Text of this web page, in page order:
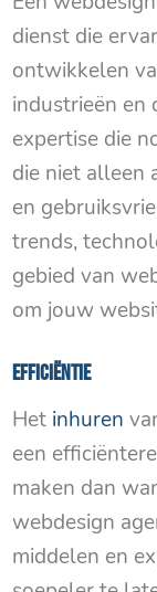
dienst die
ontwikkelen
industrieën en
expertise die
die niet alleen
en
trends,
gebied van
om jouw
Efficiëntie
Het inhuren
een
maken dan
webdesign
middelen en